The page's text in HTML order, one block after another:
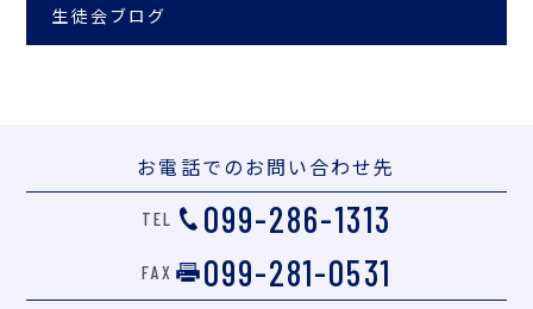
生徒会ブログ
お電話でのお問い合わせ先
TEL 099-286-1313
FAX 099-281-0531